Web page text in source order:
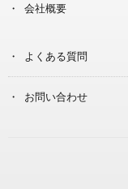
会社概要
よくある質問
お問い合わせ